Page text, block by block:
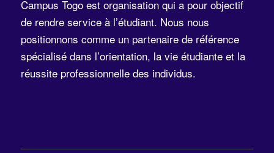
Campus Togo est organisation qui a pour objectif
de rendre service à l’étudiant. Nous nous
positionnons comme un partenaire de référence
spécialisé dans l’orientation, la vie étudiante et la
réussite professionnelle des individus.